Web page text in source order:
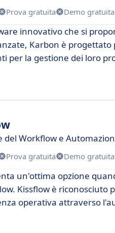
Prova gratuita Demo gratuita
innovativo che si
Karbon è progettato
per la gestione dei loro
del Workflow e
Prova gratuita Demo gratuita
un'ottima opzione
Kissflow è riconosciuto
operativa attraverso